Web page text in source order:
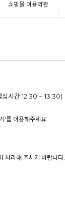
쇼핑몰 이용약관
시간 12:30 ~ 13:30)
'를 이용해주세요.
처리해 주시기 바랍니다.